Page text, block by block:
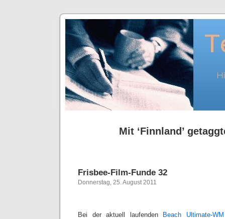
Mit ‘Finnland’
Frisbee-Film-Funde 32
Donnerstag, 25. August 2011
Bei der aktuell laufenden Beach Ultimate-WM